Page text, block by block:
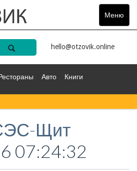
Меню
Toggle
hello@otzovik.online
Авто Книги
Щит
07:24:32